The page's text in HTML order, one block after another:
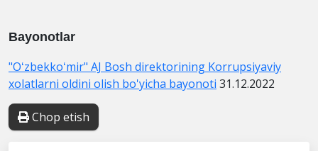
Bayonotlar
"Oʻzbekkoʻmir" AJ Bosh direktorining Korrupsiyaviy
xolatlarni oldini olish bo'yicha bayonoti 31.12.2022
Chop etish